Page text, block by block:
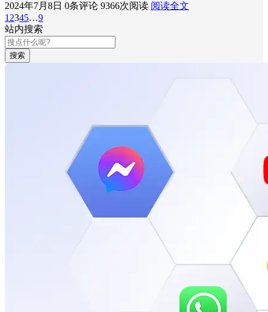
2024年7月8日 0条评论 9366次阅读 阅读全文
1 2345…9
站内搜索
搜索